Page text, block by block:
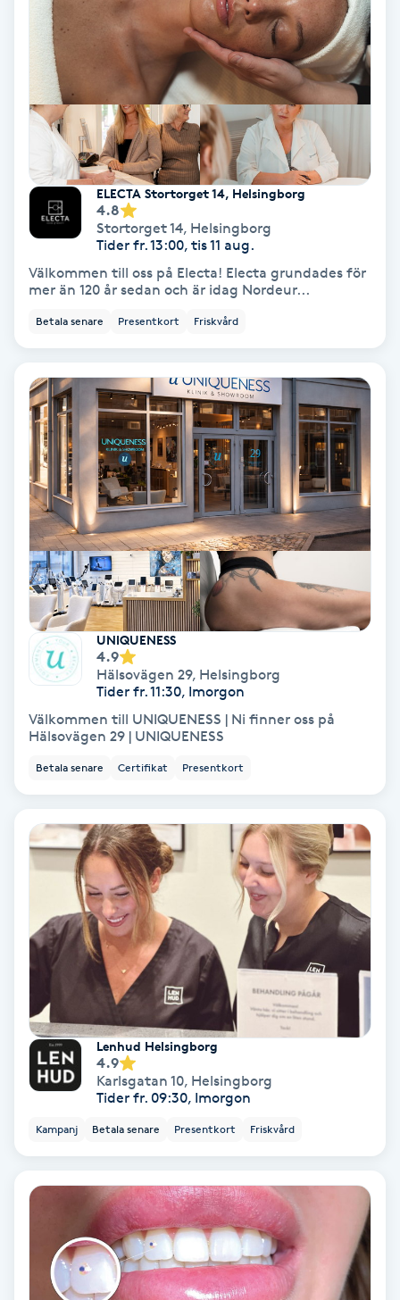
Läpptatuering
Makeup
Manikyr & Pedikyr
Massage
Medial vägledning
Medicinsk massage
Meditation
Medium
Megavolymfransar
Melasma
Mesoterapi
MicroPen
Microshading
Mixfransar
Nagelförlängning
Nagelförlängning akryl
Nagelförlängning gelé
Nagelförlängning glasfiber
Nagelförlängning silke
Nagelförstärkning
Nagelklippning
Nageltrång
Nagelvård
Naglar borttagning
ELECTA Stortorget 14, Helsingborg
4.8
Stortorget 14, Helsingborg
Tider fr. 13:00, tis 11 aug.
Välkommen till oss på Electa! Electa grundades för
mer än 120 år sedan och är idag Nordeur...
Betala senare Presentkort Friskvård
UNIQUENESS
4.9
Hälsovägen 29, Helsingborg
Tider fr. 11:30, Imorgon
Välkommen till UNIQUENESS | Ni finner oss på
Hälsovägen 29 | UNIQUENESS
Betala senare Certifikat Presentkort
Lenhud Helsingborg
4.9
Karlsgatan 10, Helsingborg
Tider fr. 09:30, Imorgon
Kampanj Betala senare Presentkort Friskvård